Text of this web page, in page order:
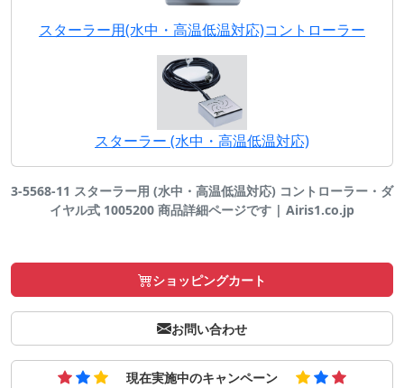
スターラー用(水中・高温低温対応)コントローラー
スターラー (水中・高温低温対応)
3-5568-11 スターラー用 (水中・高温低温対応) コントローラー・ダ
イヤル式 1005200 商品詳細ページです | Airis1.co.jp
ショッピングカート
お問い合わせ
現在実施中のキャンペーン